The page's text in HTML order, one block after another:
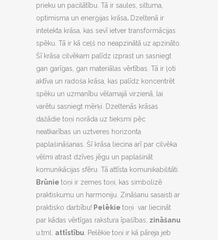
prieku un pacilātību. Tā ir saules, siltuma,
optimisma un enerģijas krāsa. Dzeltenā ir
intelekta krāsa, kas sevī ietver transformācijas
spēku. Tā ir kā ceļš no neapzinātā uz apzināto.
Šī krāsa cilvēkam palīdz izprast un sasniegt
gan garīgas, gan materiālas vērtības. Tā ir ļoti
aktīva un radoša krāsa, kas palīdz koncentrēt
spēku un uzmanību vēlamajā virzienā, lai
varētu sasniegt mērķi. Dzeltenās krāsas
dažādie toņi norāda uz tieksmi pēc
neatkarības un uztveres horizonta
paplašināšanas. Šī krāsa liecina arī par cilvēka
vēlmi atrast dzīves jēgu un paplašināt
komunikācijas sfēru. Tā attīsta komunikabilitāti.
Brūnie toņi ir zemes toņi, kas simbolizē
praktiskumu un harmoniju. Zināšanu sasaisti ar
praktisko darbību! Pelēkie toņi var liecināt
par kādas vērtīgas rakstura īpašības, zināšanu
u.tml. attīstību. Pelēkie toņi ir kā pāreja jeb